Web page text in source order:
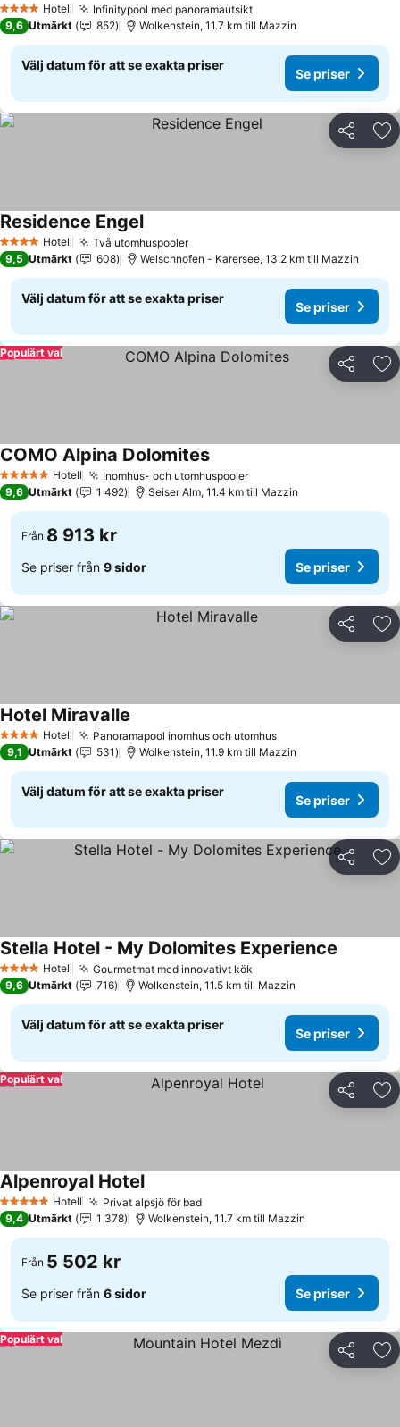
4 StjärnorHotell Infinitypool med panoramautsiktSe priser
9,6 Utmärkt 852 Wolkenstein, 11.7 km till Mazzin
Välj datum för att se exakta priser
Se priser
Dela
4 StjärnorHotell Två utomhuspoolerSe priser
Residence EngelSe priser
9,5 Utmärkt 608 Welschnofen - Karersee, 13.2 km till Mazzin
Välj datum för att se exakta priser
Se priser
Dela
Populärt val
5 Stjärnor Hotell Inomhus- och utomhuspoolerSe priser
COMO Alpina DolomitesSe priser
9,6 Utmärkt 1 492 Seiser Alm, 11.4 km till Mazzin
Från 8 913 kr
Se priser från 9 sidor Se priser
Dela
4 StjärnorHotell Panoramapool inomhus och utomhusSe priser
Hotel Miravalle
9,1 Utmärkt 531 Wolkenstein, 11.9 km till Mazzin
Välj datum för att se exakta priser
Se priser
Dela
4 StjärnorHotell Gourmetmat med innovativt kök
Stella Hotel - My Dolomites Experience
9,6 Utmärkt 716 Wolkenstein, 11.5 km till Mazzin
Välj datum för att se exakta priser
Se priser
Dela
Populärt val
5 Stjärnor Hotell Privat alpsjö för badSe priser
Alpenroyal HotelSe priser
9,4 Utmärkt 1 378 Wolkenstein, 11.7 km till Mazzin
Från 5 502 kr
Se priser från 6 sidor Se priser
Dela
Populärt val